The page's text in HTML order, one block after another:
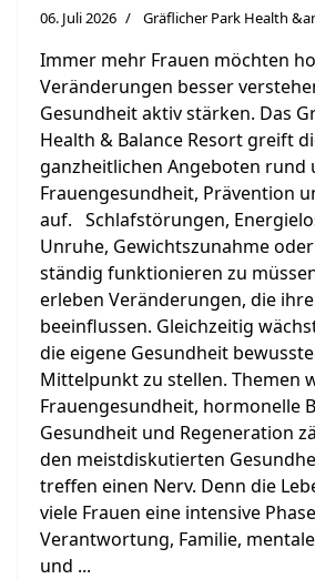
06. Juli 2026 Gräflicher Park Health
Immer mehr Frauen möchten
Veränderungen besser
Gesundheit aktiv stärken. Das
Health & Balance Resort greift
ganzheitlichen Angeboten rund
Frauengesundheit, Prävention
auf. Schlafstörungen,
Unruhe, Gewichtszunahme
ständig funktionieren zu
erleben Veränderungen, die
beeinflussen. Gleichzeitig
die eigene Gesundheit
Mittelpunkt zu stellen. Themen
Frauengesundheit, hormonelle
Gesundheit und Regeneration
den meistdiskutierten
treffen einen Nerv. Denn die
viele Frauen eine intensive
Verantwortung, Familie,
und ...